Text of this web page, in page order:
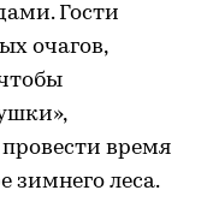
Гости
очагов,
время
зимнего леса.